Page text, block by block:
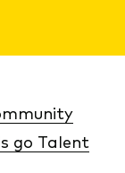
go Talent